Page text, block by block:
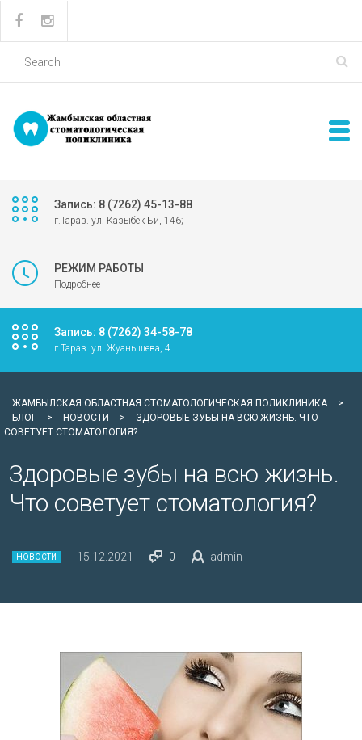
Запись: 8 (7262) 45-13-88
г.Тараз. ул. Казыбек Би, 146;
РЕЖИМ РАБОТЫ
Подробнее
Запись: 8 (7262) 34-58-78
г.Тараз. ул. Жуанышева, 4
ЖАМБЫЛСКАЯ ОБЛАСТНАЯ СТОМАТОЛОГИЧЕСКАЯ ПОЛИКЛИНИКА
>
БЛОГ
> НОВОСТИ >
ЗДОРОВЫЕ ЗУБЫ НА ВСЮ ЖИЗНЬ. ЧТО
СОВЕТУЕТ СТОМАТОЛОГИЯ?
Здоровые зубы на всю жизнь.
Что советует стоматология?
НОВОСТИ 15.12.2021 0 admin